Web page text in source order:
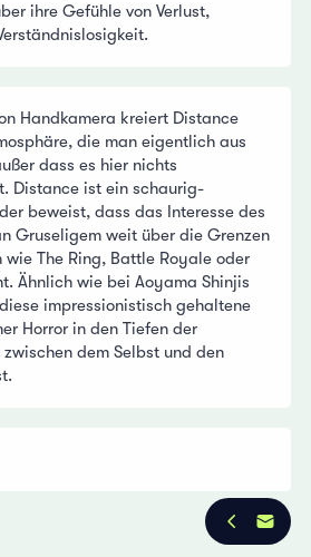
ihre Gefühle von Verlust,
Handkamera kreiert Distance
die man eigentlich aus
dass es hier nichts
Distance ist ein schaurig-
beweist, dass das Interesse des
Gruseligem weit über die Grenzen
wie The Ring, Battle Royale oder
Ähnlich wie bei Aoyama Shinjis
impressionistisch gehaltene
Horror in den Tiefen der
dem Selbst und den